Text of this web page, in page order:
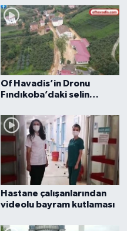
Of Havadis’in Dronu
Fındıkoba’daki selin
Hastane çalışanlarından
videolu bayram kutlaması